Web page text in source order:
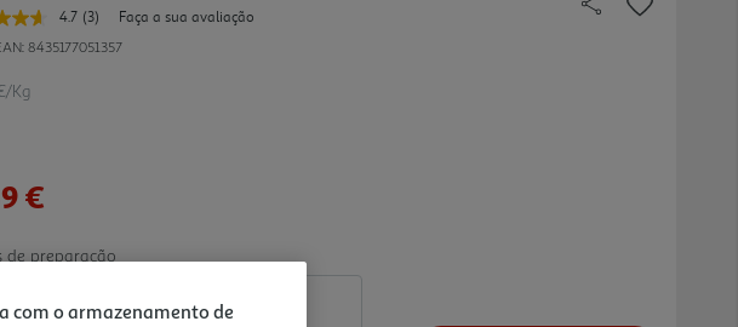
4.7 Leu
3
(3)
Faça a sua avaliação
8435177051357
Kg
€
de preparação
com o armazenamento de